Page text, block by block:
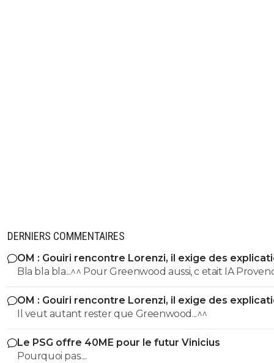
DERNIERS COMMENTAIRES
OM : Gouiri rencontre Lorenzi, il exige des
Bla bla bla...^^ Pour Greenwood aussi, c etait IA Provence,
jusqu a ce qu'il pose avec le maillot de Fenerbahce !!!
OM : Gouiri rencontre Lorenzi, il exige des
Il veut autant rester que Greenwood...^^
Le PSG offre 40ME pour le futur Vinicius
Pourquoi pas....